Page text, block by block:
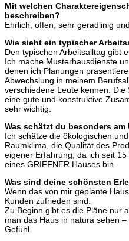
Mit welchen
beschreiben?
Ehrlich, offen, sehr geradlinig
Wie sieht ein typischer
Den typischen Arbeitsalltag gibt
Ich mache Musterhausdienste
denen ich Planungen
Abwechslung in meinem
verschiedene Leute kennen.
eine gute und konstruktive
sehr wichtig.
Was schätzt du besonders am
Ich schätze die ökologischen
Raumklima, die Qualität des
eigener Erfahrung, da ich seit
eines GRIFFNER Hauses bin.
Was sind deine schönsten
Wenn das von mir geplante
Kunden zufrieden sind.
Zu Beginn gibt es die Pläne nur
man das Haus in natura sehen
Gefühl.